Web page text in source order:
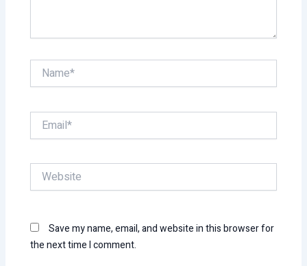
Name*
Email*
Website
Save my name, email, and website in this browser for
the next time I comment.